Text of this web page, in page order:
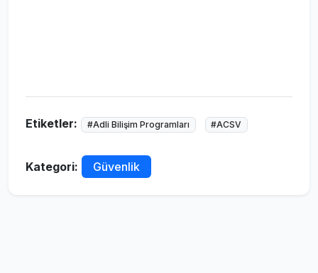
Etiketler: #Adli Bilişim Programları #ACSV
Kategori: Güvenlik